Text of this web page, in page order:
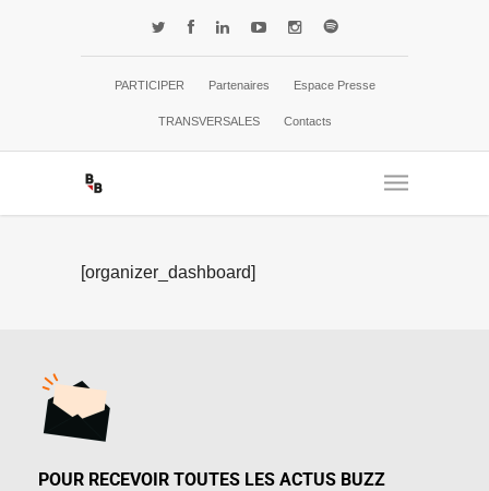
PARTICIPER Partenaires Espace Presse
TRANSVERSALES Contacts
[organizer_dashboard]
POUR RECEVOIR TOUTES LES ACTUS BUZZ